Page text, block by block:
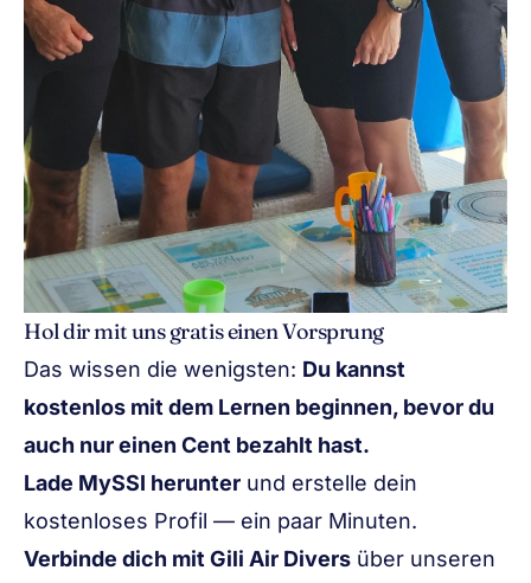
Hol dir mit uns gratis einen Vorsprung
Das wissen die wenigsten: Du kannst
kostenlos mit dem Lernen beginnen, bevor du
auch nur einen Cent bezahlt hast.
Lade MySSI herunter und erstelle dein
kostenloses Profil — ein paar Minuten.
Verbinde dich mit Gili Air Divers über unseren